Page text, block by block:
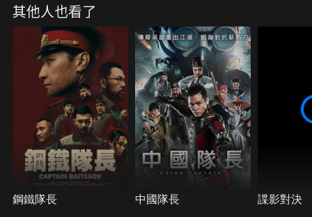
遭殺害後，馬可與喬治立誓復仇，在暴力與陰謀的漩
渦中，馬可與瑪莉亞的感情也受到極大考驗。
其他人也看了
鋼鐵隊長 中國隊長 諜影對決